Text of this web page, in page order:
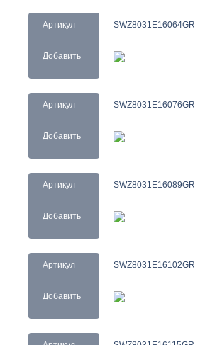
Артикул
Добавить
SWZ8031E16064GR
Артикул
Добавить
SWZ8031E16076GR
Артикул
Добавить
SWZ8031E16089GR
Артикул
Добавить
SWZ8031E16102GR